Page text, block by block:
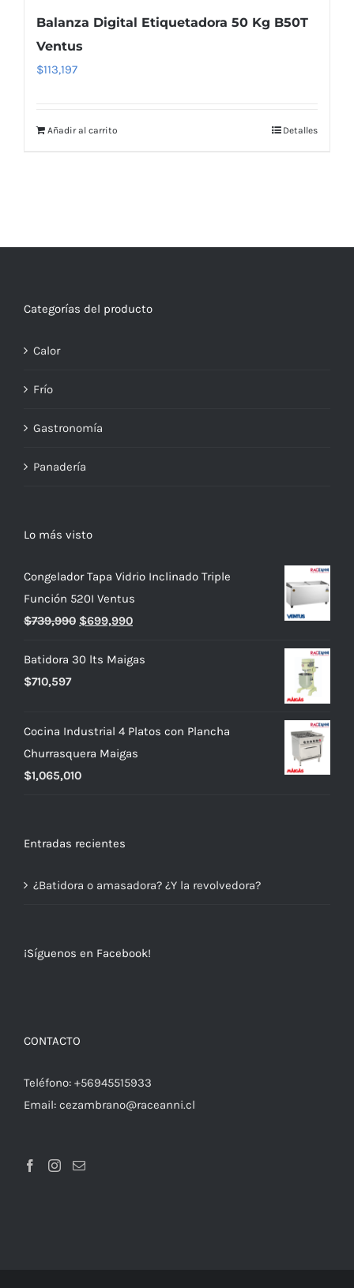
Balanza Digital Etiquetadora 50 Kg B50T
Ventus
$113,197
Añadir al carrito Detalles
Categorías del producto
Calor
Frío
Gastronomía
Panadería
Lo más visto
Congelador Tapa Vidrio Inclinado Triple
Función 520I Ventus
$739,990 El
original
$699,990El
actual
Batidora 30 lts Maigas
$710,597
Cocina Industrial 4 Platos con Plancha
Churrasquera Maigas
$1,065,010
Entradas recientes
¿Batidora o amasadora? ¿Y la revolvedora?
¡Síguenos en Facebook!
CONTACTO
Teléfono: +56945515933
Email: cezambrano@raceanni.cl